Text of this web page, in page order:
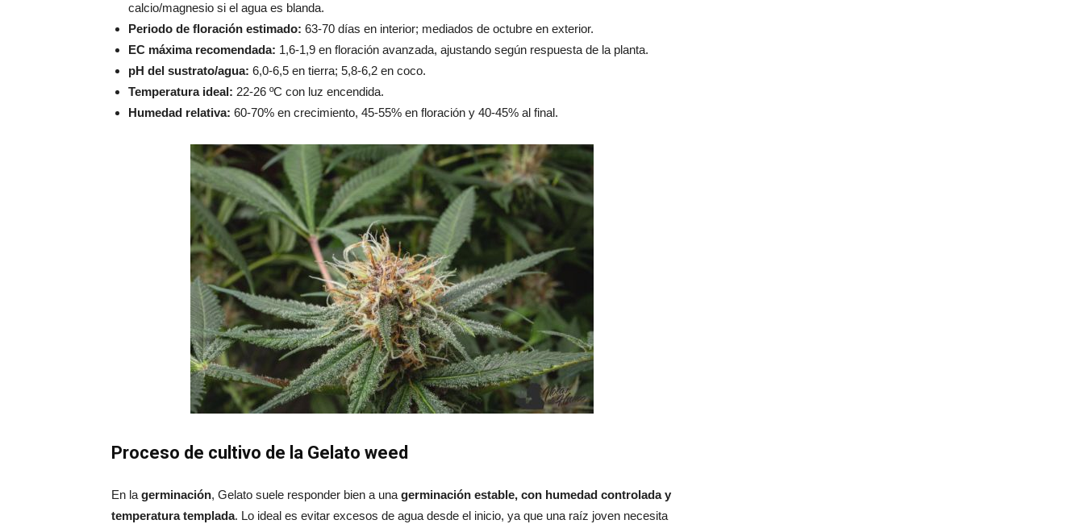
calcio/magnesio si el agua es blanda.
Periodo de floración estimado: 63-70 días en interior; mediados de octubre en exterior.
EC máxima recomendada: 1,6-1,9 en floración avanzada, ajustando según respuesta de la planta.
pH del sustrato/agua: 6,0-6,5 en tierra; 5,8-6,2 en coco.
Temperatura ideal: 22-26 ºC con luz encendida.
Humedad relativa: 60-70% en crecimiento, 45-55% en floración y 40-45% al final.
Proceso de cultivo de la Gelato weed
En la germinación, Gelato suele responder bien a una germinación estable, con humedad controlada y
temperatura templada. Lo ideal es evitar excesos de agua desde el inicio, ya que una raíz joven necesita